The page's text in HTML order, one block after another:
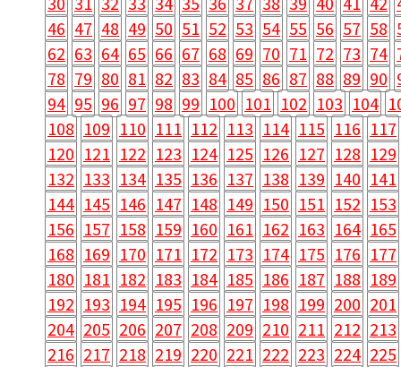
46 47 48 49 50 51 52 53 54 55 56 57 58
62 63 64 65 66 67 68 69 70 71 72 73 74
78 79 80 81 82 83 84 85 86 87 88 89 90
94 95 96 97 98 99 100 101 102 103 104
108 109 110 111 112 113 114 115 116 117
120 121 122 123 124 125 126 127 128 129
132 133 134 135 136 137 138 139 140 141
144 145 146 147 148 149 150 151 152 153
156 157 158 159 160 161 162 163 164 165
168 169 170 171 172 173 174 175 176 177
180 181 182 183 184 185 186 187 188 189
192 193 194 195 196 197 198 199 200 201
204 205 206 207 208 209 210 211 212 213
216 217 218 219 220 221 222 223 224 225